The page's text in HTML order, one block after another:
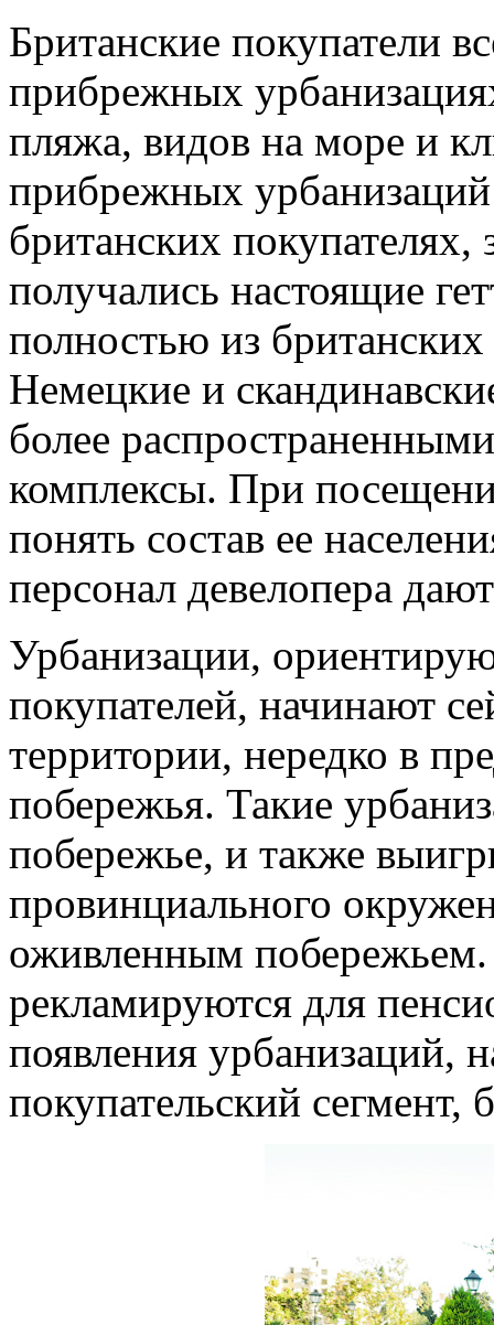
Британские покупатели
прибрежных
пляжа, видов на море и
прибрежных
британских
получались настоящие
полностью из
Немецкие и
более
комплексы. При
понять состав ее
персонал девелопера
Урбанизации,
покупателей, начинают
территории, нередко в
побережья. Такие
побережье, и также
провинциального
оживленным
рекламируются для
появления урбанизаций,
покупательский сегмент,